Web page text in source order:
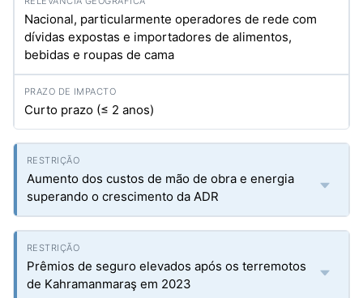
Nacional, particularmente operadores de rede com
dívidas expostas e importadores de alimentos,
bebidas e roupas de cama
Curto prazo (≤ 2 anos)
Aumento dos custos de mão de obra e energia
superando o crescimento da ADR
Prêmios de seguro elevados após os terremotos
de Kahramanmaraş em 2023